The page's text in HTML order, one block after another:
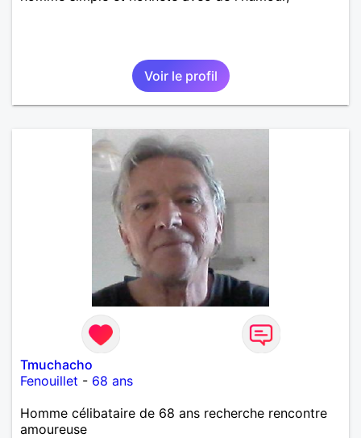
Voir le profil
Tmuchacho
Fenouillet - 68 ans
Homme célibataire de 68 ans recherche rencontre
amoureuse